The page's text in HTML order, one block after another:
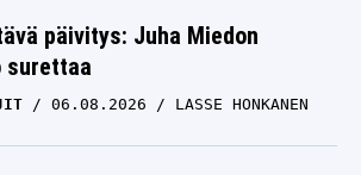
päivitys: Juha Miedon
surettaa
06.08.2026 LASSE HONKANEN